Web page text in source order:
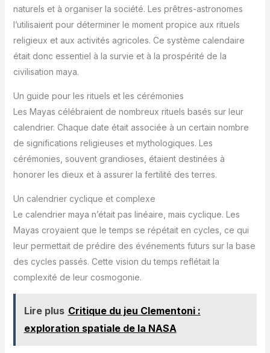
naturels et à organiser la société. Les prêtres-astronomes
l’utilisaient pour déterminer le moment propice aux rituels
religieux et aux activités agricoles. Ce système calendaire
était donc essentiel à la survie et à la prospérité de la
civilisation maya.
Un guide pour les rituels et les cérémonies
Les Mayas célébraient de nombreux rituels basés sur leur
calendrier. Chaque date était associée à un certain nombre
de significations religieuses et mythologiques. Les
cérémonies, souvent grandioses, étaient destinées à
honorer les dieux et à assurer la fertilité des terres.
Un calendrier cyclique et complexe
Le calendrier maya n’était pas linéaire, mais cyclique. Les
Mayas croyaient que le temps se répétait en cycles, ce qui
leur permettait de prédire des événements futurs sur la base
des cycles passés. Cette vision du temps reflétait la
complexité de leur cosmogonie.
Lire plus Critique du jeu Clementoni :
exploration spatiale de la NASA